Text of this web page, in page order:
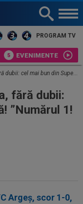
PROGRAM TV
EVENIMENTE
bun din SuperLigă! ”Numărul 1! De echipă națională”
fără dubii:
”Numărul 1!
Argeș, scor 1-0,